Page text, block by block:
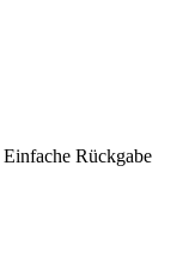
Einfache Rückgabe